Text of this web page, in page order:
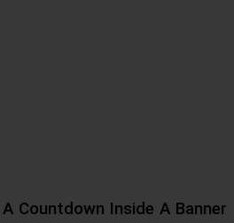
A Countdown Inside A Banner